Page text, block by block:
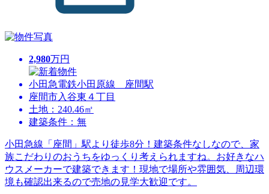
2,980万円
小田急電鉄小田原線 座間駅
座間市入谷東４丁目
土地：240.46㎡
建築条件：無
小田急線「座間」駅より徒歩8分！建築条件なしなので、家
族こだわりのおうちをゆっくり考えられますね。お好きなハ
ウスメーカーで建築できます！現地で場所や雰囲気、周辺環
境も確認出来るので売地の見学大歓迎です。